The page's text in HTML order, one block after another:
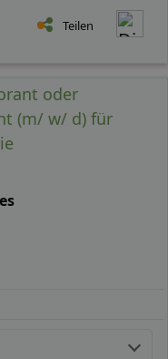
Teilen
oder
(m/ w/ d) für